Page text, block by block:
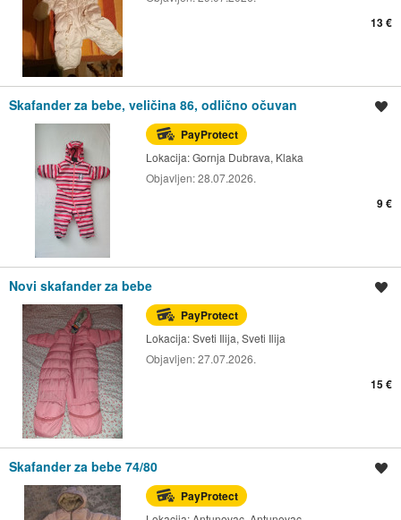
13 €
Skafander za bebe, veličina 86, odlično očuvan
PayProtect
Lokacija:Gornja Dubrava, Klaka
Objavljen:28.07.2026.
9 €
Novi skafander za bebe
PayProtect
Lokacija:Sveti Ilija, Sveti Ilija
Objavljen:27.07.2026.
15 €
Skafander za bebe 74/80
PayProtect